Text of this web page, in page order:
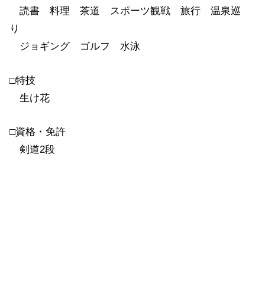
読書 料理 茶道 スポーツ観戦 旅行 温泉巡
り
ジョギング ゴルフ 水泳
□特技
生け花
□資格・免許
剣道2段